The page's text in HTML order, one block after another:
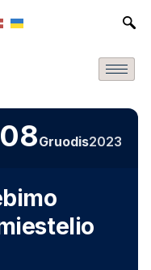
08Gruodis2023